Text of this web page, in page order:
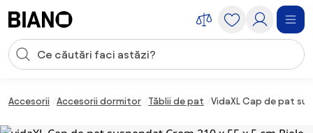
Introducerea căutării
Accesorii Accesorii dormitor Tăblii de pat VidaXL Cap de pat